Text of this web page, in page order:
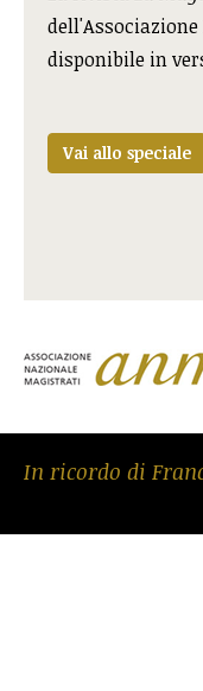
disponibile in
Vai allo speciale
In ricordo di